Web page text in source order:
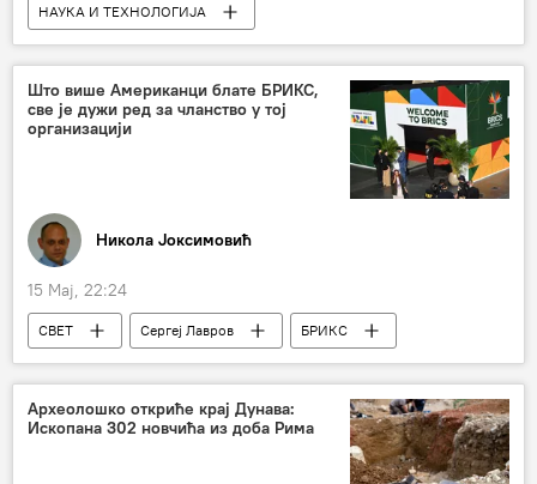
НАУКА И ТЕХНОЛОГИЈА
Наука и технологија
Друштво
Живи свет и генетика
Што више Американци блате БРИКС,
све је дужи ред за чланство у тој
организацији
Никола Јоксимовић
15 Мај, 22:24
СВЕТ Сергеј Лавров
БРИКС
САД
неоколонијализам
неоимперијалне амбиције
Анализе и мишљења
Археолошко откриће крај Дунава:
Ископана 302 новчића из доба Рима